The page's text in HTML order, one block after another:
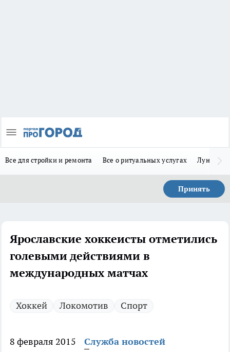
Все для стройки и ремонта Все о ритуальных услугах Лунно-
Принять
Ярославские хоккеисты отметились
голевыми действиями в
международных матчах
Хоккей Локомотив Спорт
8 февраля 2015
Служба новостей